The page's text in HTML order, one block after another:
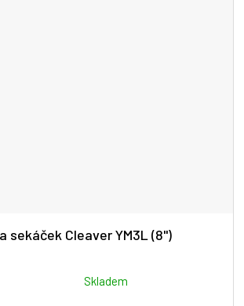
sekáček Cleaver YM3L (8")
Skladem